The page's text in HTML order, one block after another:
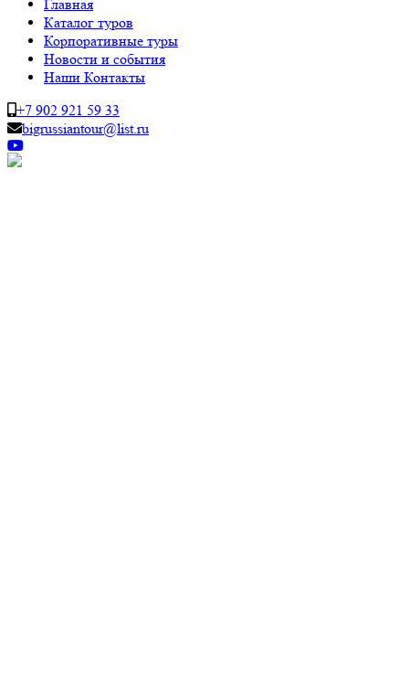
Главная
Каталог туров
Корпоративные туры
Новости и события
Наши Контакты
+7 902 921 59 33
bigrussiantour@list.ru